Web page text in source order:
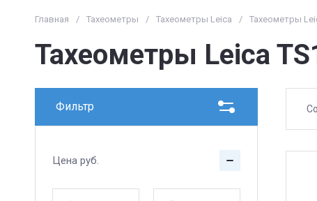
Главная / Тахеометры / Тахеометры Leica / Тахеометры
Тахеометры Leica
Фильтр
Цена руб.